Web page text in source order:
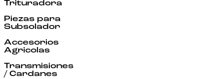
Trituradora
Piezas para
Subsolador
Accesorios
Agricolas
Transmisiones
/ Cardanes